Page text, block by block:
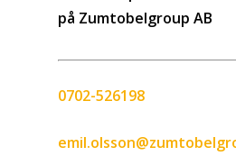
på Zumtobelgroup AB
0702-526198